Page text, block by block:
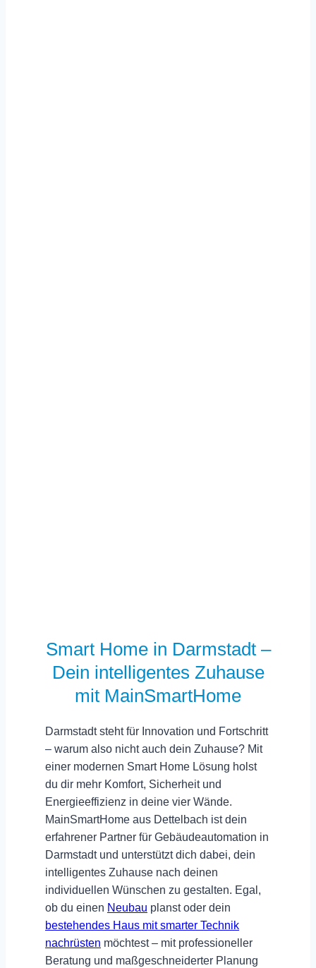
Smart Home in Darmstadt –
Dein intelligentes Zuhause
mit MainSmartHome
Darmstadt steht für Innovation und Fortschritt
– warum also nicht auch dein Zuhause? Mit
einer modernen Smart Home Lösung holst
du dir mehr Komfort, Sicherheit und
Energieeffizienz in deine vier Wände.
MainSmartHome aus Dettelbach ist dein
erfahrener Partner für Gebäudeautomation in
Darmstadtund unterstützt dich dabei, dein
intelligentes Zuhause nach deinen
individuellen Wünschen zu gestalten. Egal,
ob du einen Neubau planst oder dein
bestehendes Haus mit smarter Technik
nachrüsten möchtest – mit professioneller
Beratung und maßgeschneiderter Planung